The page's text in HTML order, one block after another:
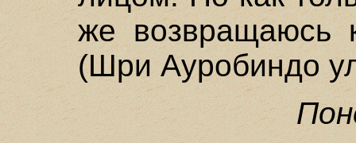
же возвращаюсь
(Шри Ауробиндо